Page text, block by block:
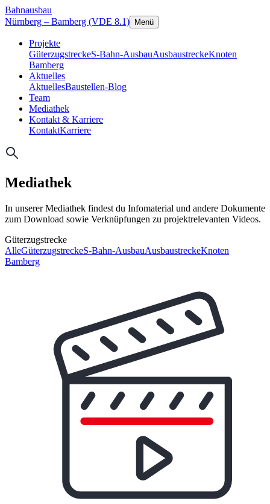
Bahnausbau
Nürnberg – Bamberg (VDE 8.1)
Menü
Projekte
GüterzugstreckeS-Bahn-AusbauAusbaustreckeKnoten
Bamberg
Aktuelles
AktuellesBaustellen-Blog
Team
Mediathek
Kontakt & Karriere
KontaktKarriere
Mediathek
In unserer Mediathek findest du Infomaterial und andere Dokumente
zum Download sowie Verknüpfungen zu projektrelevanten Videos.
Güterzugstrecke
AlleGüterzugstreckeS-Bahn-AusbauAusbaustreckeKnoten
Bamberg